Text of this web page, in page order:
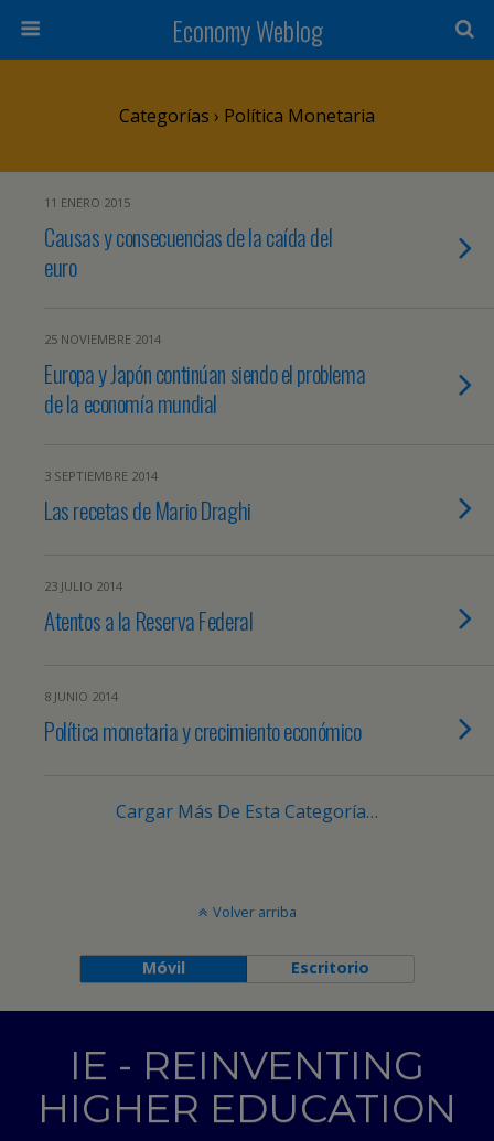
Economy Weblog
Categorías › Política Monetaria
11 ENERO 2015
Causas y consecuencias de la caída del
euro
25 NOVIEMBRE 2014
Europa y Japón continúan siendo el problema
de la economía mundial
3 SEPTIEMBRE 2014
Las recetas de Mario Draghi
23 JULIO 2014
Atentos a la Reserva Federal
8 JUNIO 2014
Política monetaria y crecimiento económico
Cargar Más De Esta Categoría…
Volver arriba
Móvil Escritorio
IE - REINVENTING
HIGHER EDUCATION